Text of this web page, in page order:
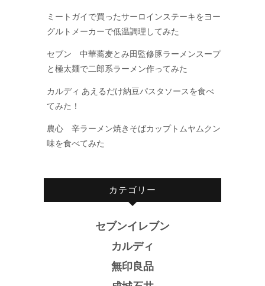
ミートガイで買ったサーロインステーキをヨー
グルトメーカーで低温調理してみた
セブン 中華蕎麦とみ田監修豚ラーメンスープ
と極太麺で二郎系ラーメン作ってみた
カルディ あえるだけ納豆パスタソースを食べ
てみた！
農心 辛ラーメン焼きそばカップトムヤムクン
味を食べてみた
カテゴリー
セブンイレブン
カルディ
無印良品